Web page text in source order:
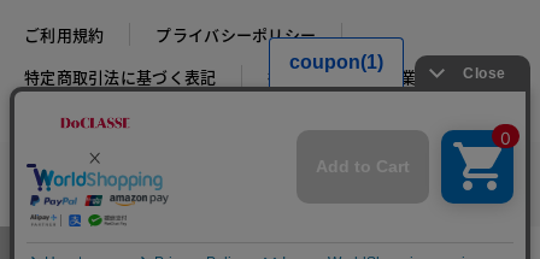
カラー・サイズを選択する
ご利用規約
プライバシーポリシー
特定商取引法に基づく表記
推奨環境 企業情報
COPYRIGHT © DoCLASSE ALL RIGHTS RESERVED.